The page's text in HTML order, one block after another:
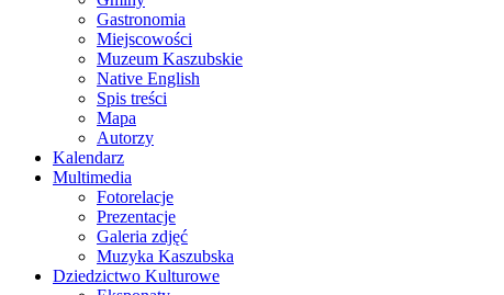
Gastronomia
Miejscowości
Muzeum Kaszubskie
Native English
Spis treści
Mapa
Autorzy
Kalendarz
Multimedia
Fotorelacje
Prezentacje
Galeria zdjęć
Muzyka Kaszubska
Dziedzictwo Kulturowe